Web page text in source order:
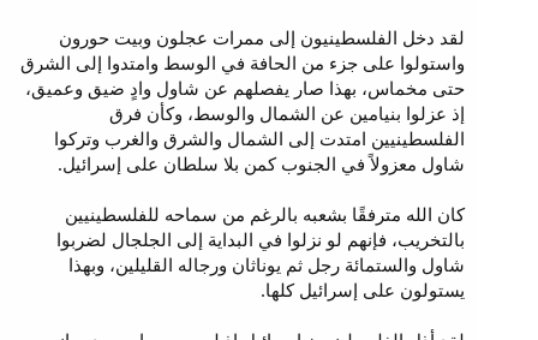
لقد دخل الفلسطينيون إلى ممرات عجلون وبيت حورون
واستولوا على جزء من الحافة في الوسط وامتدوا إلى الشرق
حتى مخماس، بهذا صار يفصلهم عن شاول وادٍ ضيق وعميق،
إذ عزلوا بنيامين عن الشمال والوسط، وكأن فرق
الفلسطينيين امتدت إلى الشمال والشرق والغرب وتركوا
شاول معزولاً في الجنوب كمن بلا سلطان على إسرائيل.
كان الله مترفقًا بشعبه بالرغم من سماحه للفلسطينيين
بالتخريب، فإنهم لو نزلوا في البداية إلى الجلجال لضربوا
شاول والستمائة رجل ثم يوناثان ورجاله القليلين، وبهذا
يستولون على إسرائيل كلها.